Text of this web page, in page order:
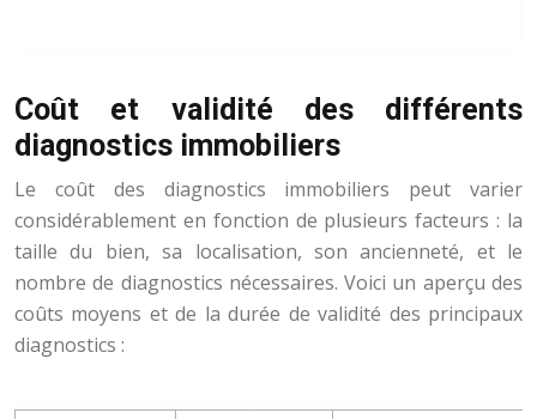
Coût et validité des différents
diagnostics immobiliers
Le coût des diagnostics immobiliers peut varier
considérablement en fonction de plusieurs facteurs : la
taille du bien, sa localisation, son ancienneté, et le
nombre de diagnostics nécessaires. Voici un aperçu des
coûts moyens et de la durée de validité des principaux
diagnostics :